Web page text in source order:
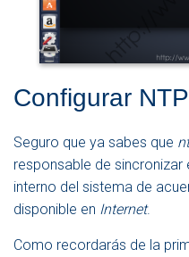
Configurar NTP
Seguro que ya sabes que
responsable de
interno del sistema de
disponible en Internet.
Como recordarás de la